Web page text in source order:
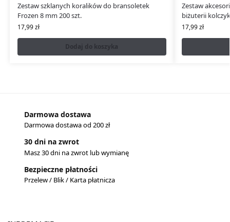
Zestaw szklanych koralików do bransoletek
Frozen 8 mm 200 szt.
17,99zł
Dodaj do koszyka
Zestaw
biżuterii
17,99zł
Darmowa dostawa
Darmowa dostawa od 200 zł
30 dni na zwrot
Masz 30 dni na zwrot lub wymianę
Bezpieczne płatności
Przelew / Blik / Karta płatnicza